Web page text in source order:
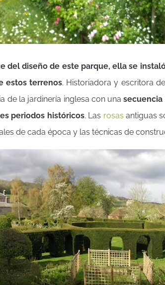
del diseño de este parque, ella se
estos terrenos. Historiadora y escritora
de la jardinería inglesa con unasecuencia
periodos históricos. Las rosas antiguas
de cada época y las técnicas de